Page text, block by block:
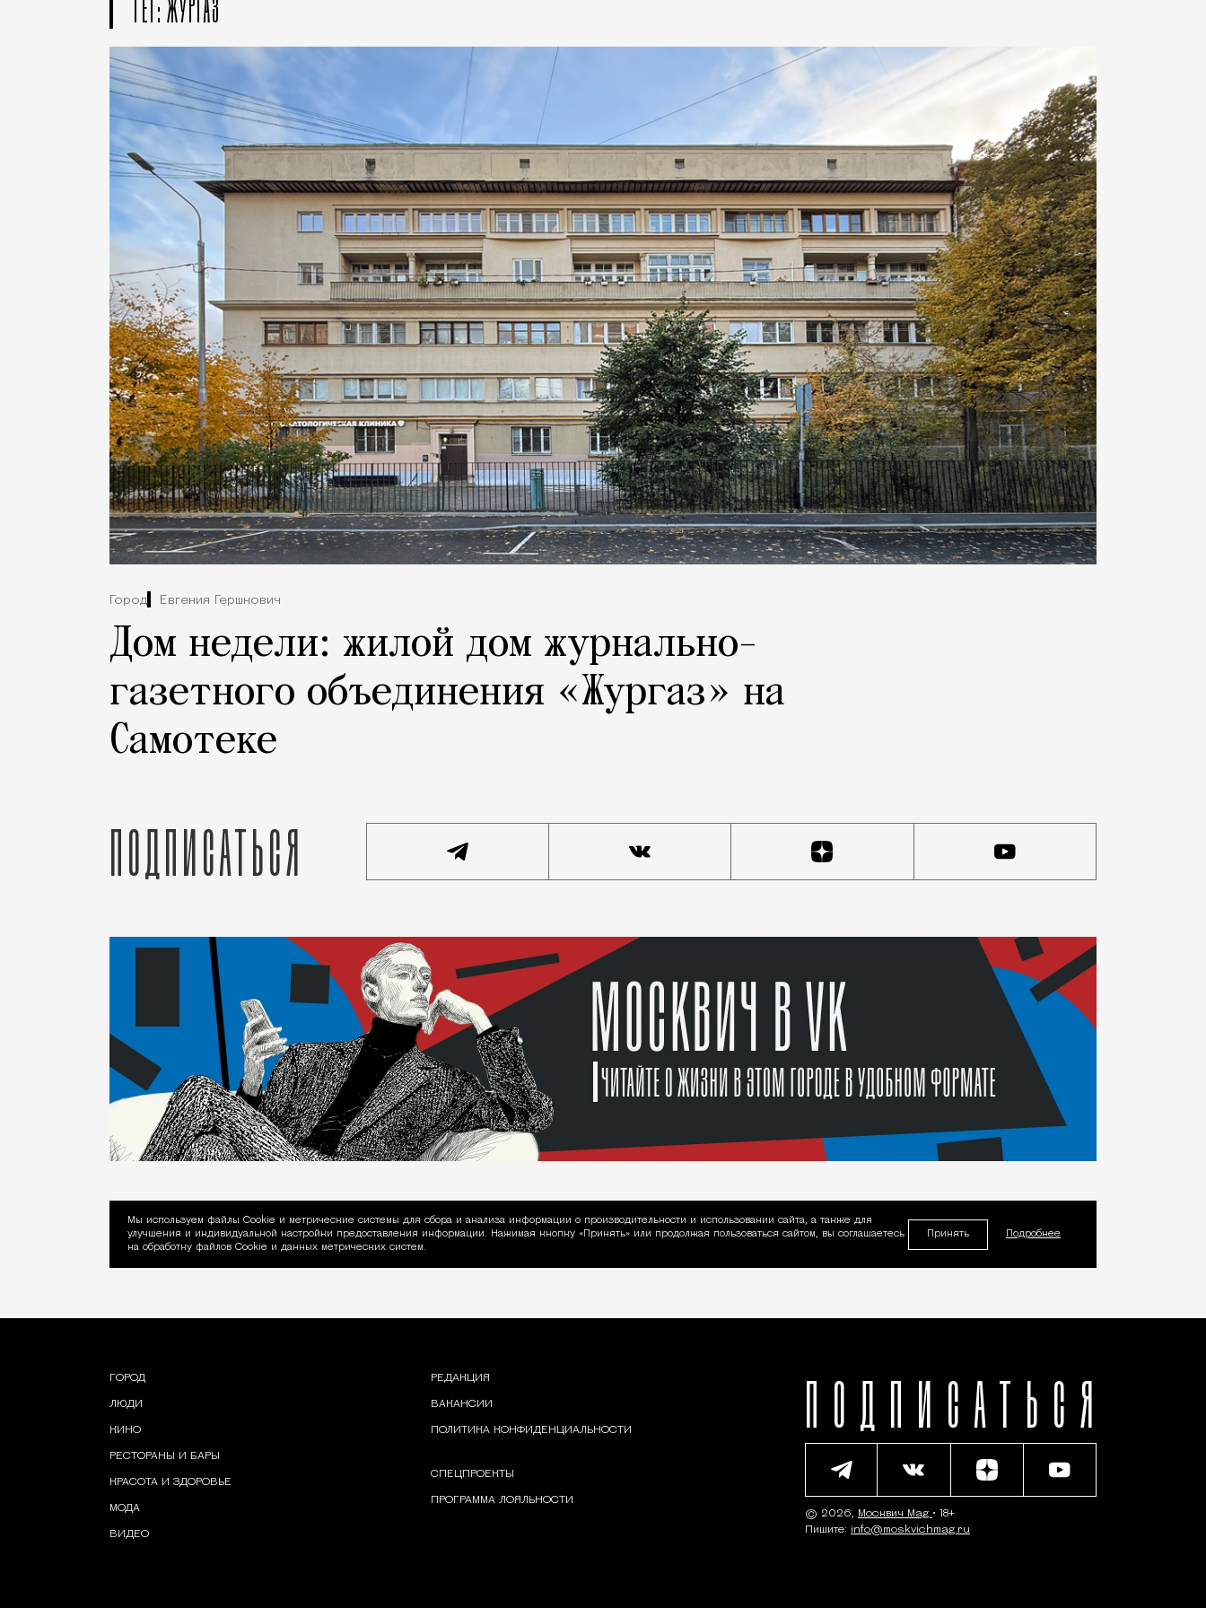
Город Евгения Гершкович
Дом недели: жилой дом журнально-
газетного объединения «Жургаз» на
Самотеке
Подписаться
Уведомление об использовании Cookie
Мы используем файлы Сookie и метрические системы для сбора и анализа информации о производительности и использовании сайта, а также для
улучшения и индивидуальной настройки предоставления информации. Нажимая кнопку «Принять» или продолжая пользоваться сайтом, вы соглашаетесь
на обработку файлов Cookie и данных метрических систем.
Принять Подробнее
ГОРОД
ЛЮДИ
КИНО
РЕСТОРАНЫ И БАРЫ
КРАСОТА И ЗДОРОВЬЕ
МОДА
ВИДЕО
РЕДАКЦИЯ
ВАКАНСИИ
ПОЛИТИКА КОНФИДЕНЦИАЛЬНОСТИ
СПЕЦПРОЕКТЫ
ПРОГРАММА ЛОЯЛЬНОСТИ
ПОДПИСАТЬСЯ
© 2026, Москвич Mag • 18+
Пишите: info@moskvichmag.ru